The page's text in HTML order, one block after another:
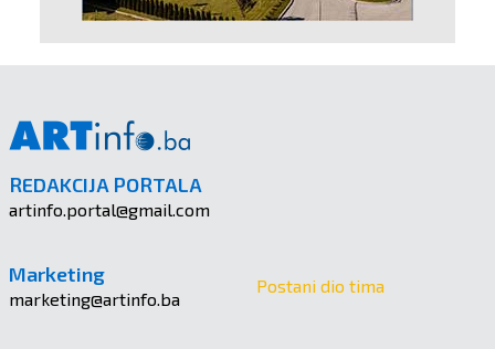
REDAKCIJA PORTALA
artinfo.portal@gmail.com
Marketing
marketing@artinfo.ba
Postani dio tima